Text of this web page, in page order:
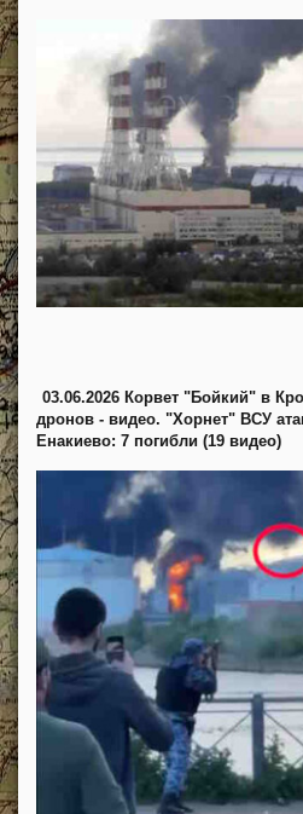
03.06.2026 Корвет "Бойкий" в
дронов - видео. "Хорнет" ВСУ
Енакиево: 7 погибли (19 видео)